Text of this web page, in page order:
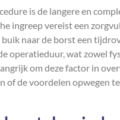
is de langere en
ingreep vereist een
naar de borst een
operatieduur, wat zowel
om deze factor in
of de voordelen opwegen